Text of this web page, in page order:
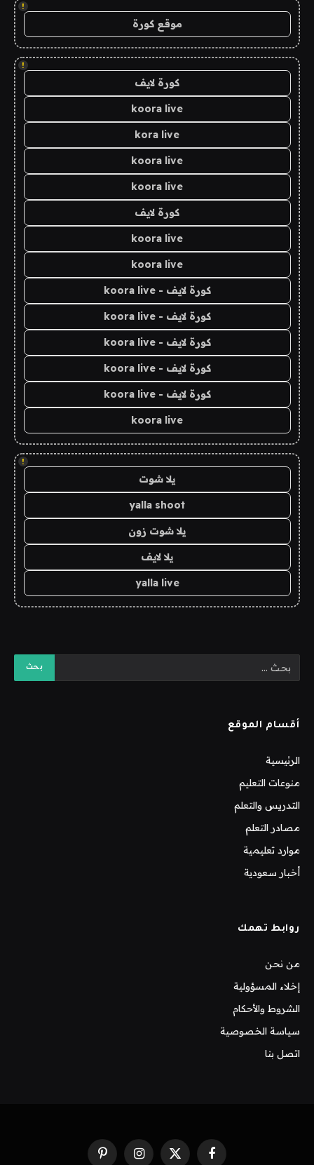
!
موقع كورة
!
كورة لايف
koora live
kora live
koora live
koora live
كورة لايف
koora live
koora live
كورة لايف - koora live
كورة لايف - koora live
كورة لايف - koora live
كورة لايف - koora live
كورة لايف - koora live
koora live
!
يلا شوت
yalla shoot
يلا شوت زون
يلا لايف
yalla live
أقسام الموقع
الرئيسية
منوعات التعليم
التدريس والتعلم
مصادر التعلم
موارد تعليمية
أخبار سعودية
روابط تهمك
من نحن
إخلاء المسؤولية
الشروط والأحكام
سياسة الخصوصية
اتصل بنا
فيسبوك X الانستغرامبينتيريست